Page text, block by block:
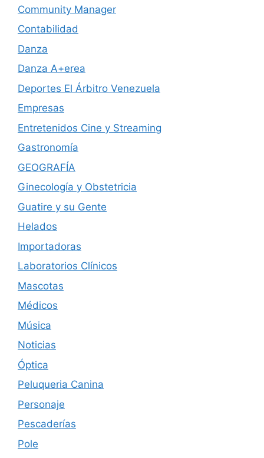
Community Manager
Contabilidad
Danza
Danza A+erea
Deportes El Árbitro Venezuela
Empresas
Entretenidos Cine y Streaming
Gastronomía
GEOGRAFÍA
Ginecología y Obstetricia
Guatire y su Gente
Helados
Importadoras
Laboratorios Clínicos
Mascotas
Médicos
Música
Noticias
Óptica
Peluqueria Canina
Personaje
Pescaderías
Pole